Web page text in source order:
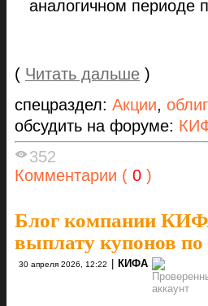
аналогичном периоде
( Читать дальше )
спецраздел: Акции,
обсудить на форуме:
352
Комментарии ( 0 )
Блог компании
выплату купонов
30 апреля 2026, 12:22 КИФА